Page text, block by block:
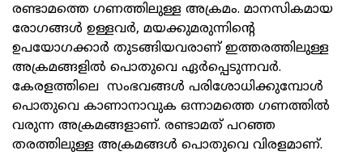
രണ്ടാമത്തെ ഗണത്തിലുള്ള അക്രമം. മാനസികമായ
രോഗങ്ങള്‍ ഉള്ളവര്‍, മയക്കുമരുന്നിന്റെ
ഉപയോഗക്കാര്‍ തുടങ്ങിയവരാണ് ഇത്തരത്തിലുള്ള
അക്രമങ്ങളില്‍ പൊതുവെ ഏര്‍പ്പെടുന്നവര്‍.
കേരളത്തിലെ സംഭവങ്ങള്‍ പരിശോധിക്കുമ്പോള്‍
പൊതുവെ കാണാനാവുക ഒന്നാമത്തെ ഗണത്തില്‍
വരുന്ന അക്രമങ്ങളാണ്. രണ്ടാമത് പറഞ്ഞ
തരത്തിലുള്ള അക്രമങ്ങള്‍ പൊതുവെ വിരളമാണ്.